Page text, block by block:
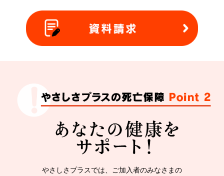
やさしさプラスでは、ご加入者のみなさまの